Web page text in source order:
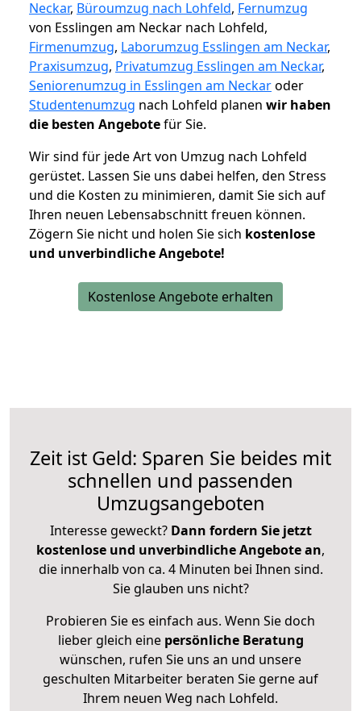
Neckar, Büroumzug nach Lohfeld, Fernumzug
von Esslingen am Neckar nach Lohfeld,
Firmenumzug, Laborumzug Esslingen am Neckar,
Praxisumzug, Privatumzug Esslingen am Neckar,
Seniorenumzug in Esslingen am Neckaroder
Studentenumzug nach Lohfeld planen wir haben
die besten Angebotefür Sie.
Wir sind für jede Art von Umzug nach Lohfeld
gerüstet. Lassen Sie uns dabei helfen, den Stress
und die Kosten zu minimieren, damit Sie sich auf
Ihren neuen Lebensabschnitt freuen können.
Zögern Sie nicht und holen Sie sich kostenlose
und unverbindliche Angebote!
Kostenlose Angebote erhalten
Zeit ist Geld: Sparen Sie beides mit
schnellen und passenden
Umzugsangeboten
Interesse geweckt? Dann fordern Sie jetzt
kostenlose und unverbindliche Angebote an,
die innerhalb von ca. 4 Minuten bei Ihnen sind.
Sie glauben uns nicht?
Probieren Sie es einfach aus. Wenn Sie doch
lieber gleich eine persönliche Beratung
wünschen, rufen Sie uns an und unsere
geschulten Mitarbeiter beraten Sie gerne auf
Ihrem neuen Weg nach Lohfeld.